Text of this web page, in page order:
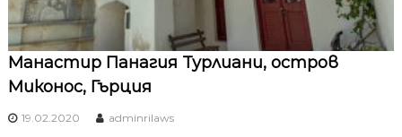
Манастир Панагия Турлиани, остров
Миконос, Гърция
19.02.2020 adminrilaws